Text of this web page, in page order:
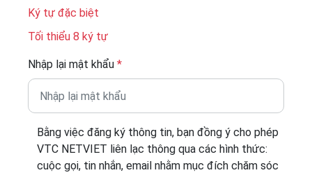
Ký tự đặc biệt
Tối thiểu 8 ký tự
Nhập lại mật khẩu *
Bằng việc đăng ký thông tin, bạn đồng ý cho phép
VTC NETVIET liên lạc thông qua các hình thức:
cuộc gọi, tin nhắn, email nhằm mục đích chăm sóc